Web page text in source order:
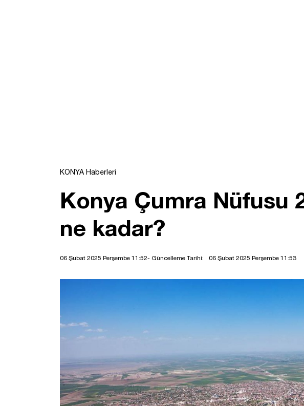
KONYA Haberleri
Konya Çumra Nüfusu
ne kadar?
06 Şubat 2025 Perşembe 11:52- Güncelleme Tarihi: 06 Şubat 2025 Perşembe 11:53